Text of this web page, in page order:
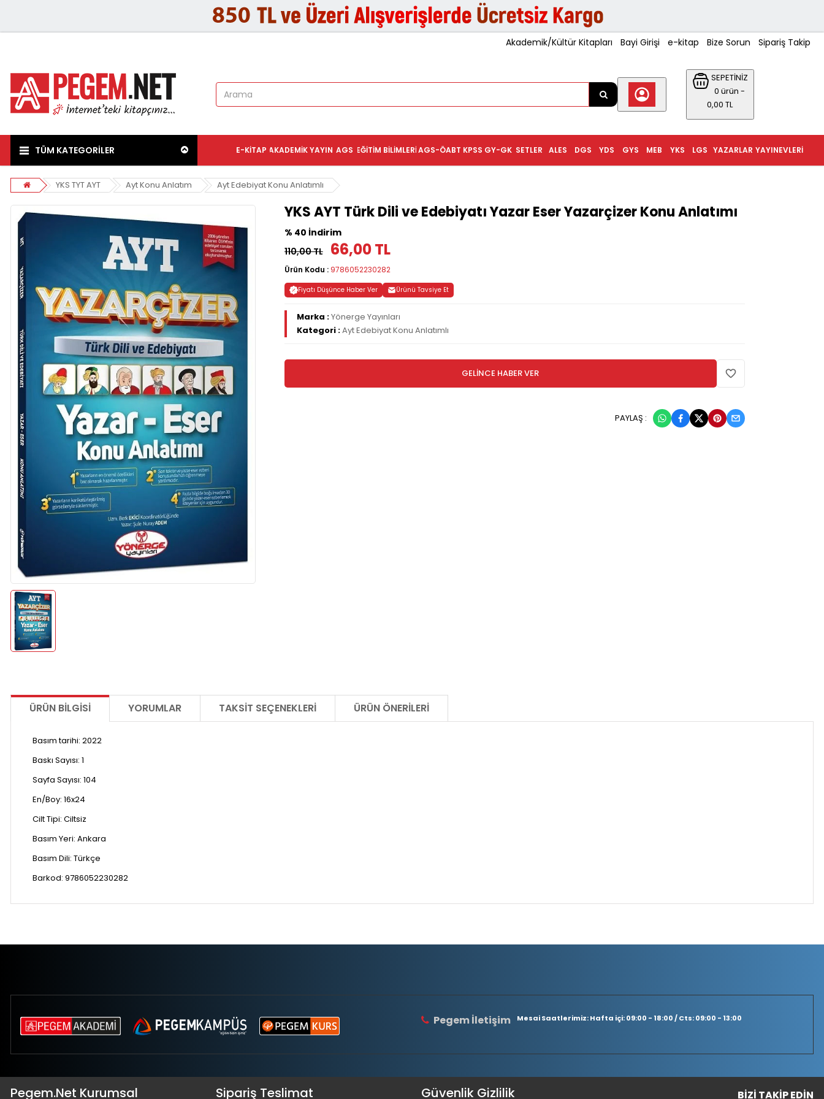
Akademik/Kültür Kitapları Bayi Girişi e-kitap Bize Sorun Sipariş Takip
SEPETİNİZ
0 ürün -
0,00 TL
TÜM KATEGORİLER YAYINEVLERI
YAZARLAR
LGS
YKS
MEB
GYS
YDS
DGS
ALES
SETLER
KPSS GY-GK
AGS-ÖABT
EĞITIM BILIMLERI
AGS
AKADEMIK YAYIN
E-KITAP
YKS TYT AYT Ayt Konu Anlatım Ayt Edebiyat Konu Anlatımlı
YKS AYT Türk Dili ve Edebiyatı Yazar Eser Yazarçizer Konu Anlatımı
% 40 İndirim
110,00 TL
66,00 TL
Ürün Kodu : 9786052230282
Fiyatı Düşünce Haber Ver Ürünü Tavsiye Et
Marka :Yönerge Yayınları
Kategori :Ayt Edebiyat Konu Anlatımlı
GELİNCE HABER VER
PAYLAŞ :
ÜRÜN BILGISI YORUMLAR TAKSIT SEÇENEKLERI ÜRÜN ÖNERILERI
Basım tarihi: 2022
Baskı Sayısı: 1
Sayfa Sayısı: 104
En/Boy: 16x24
Cilt Tipi: Ciltsiz
Basım Yeri: Ankara
Basım Dili: Türkçe
Barkod: 9786052230282
Pegem İletişim Mesai Saatlerimiz: Hafta içi: 09:00 - 18:00 / Cts: 09:00 - 13:00
Pegem.Net Kurumsal Sipariş Teslimat Güvenlik Gizlilik BIZI TAKIP EDIN